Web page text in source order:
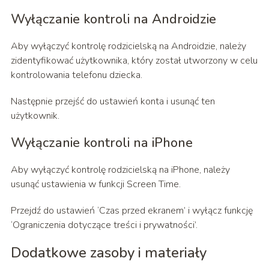
Wyłączanie kontroli na Androidzie
Aby wyłączyć kontrolę rodzicielską na Androidzie, należy
zidentyfikować użytkownika, który został utworzony w celu
kontrolowania telefonu dziecka.
Następnie przejść do ustawień konta i usunąć ten
użytkownik.
Wyłączanie kontroli na iPhone
Aby wyłączyć kontrolę rodzicielską na iPhone, należy
usunąć ustawienia w funkcji Screen Time.
Przejdź do ustawień ‘Czas przed ekranem’ i wyłącz funkcję
‘Ograniczenia dotyczące treści i prywatności’.
Dodatkowe zasoby i materiały